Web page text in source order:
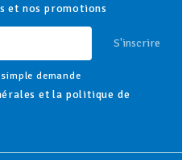
et nos promotions
S'inscrire
demande
et la politique de